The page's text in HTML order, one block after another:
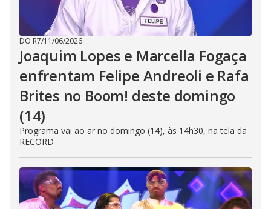
DO R7/11/06/2026
Joaquim Lopes e Marcella Fogaça
enfrentam Felipe Andreoli e Rafa
Brites no Boom! deste domingo
(14)
Programa vai ao ar no domingo (14), às 14h30, na tela da
RECORD